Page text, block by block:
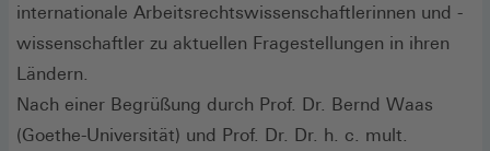
internationale Arbeitsrechtswissenschaftlerinnen und -
wissenschaftler zu aktuellen Fragestellungen in ihren
Ländern.
Nach einer Begrüßung durch Prof. Dr. Bernd Waas
(Goethe-Universität) und Prof. Dr. Dr. h. c. mult.